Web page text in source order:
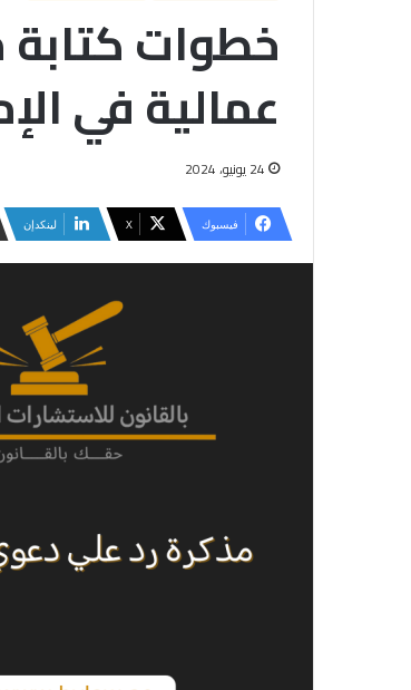
خطوات
عمالية في
24 يونيو، 2024
فيسبوك ‫X لينكدإن